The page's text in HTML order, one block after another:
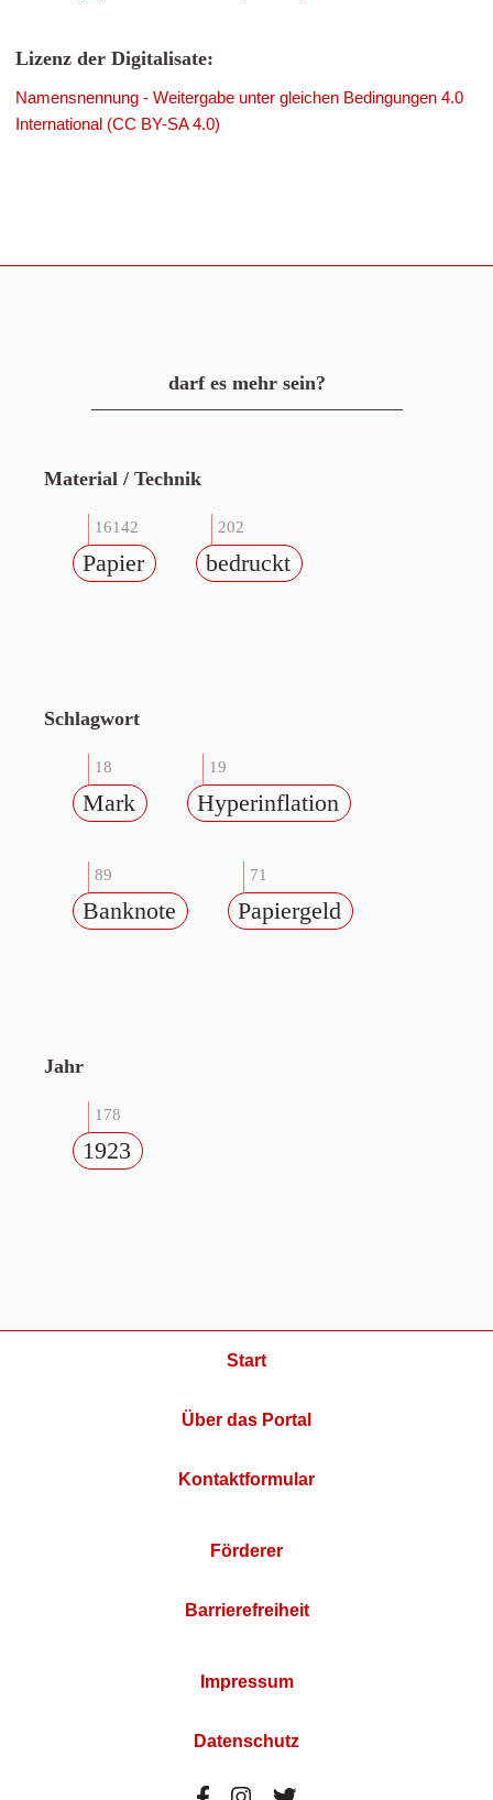
Lizenz der Digitalisate:
Namensnennung - Weitergabe unter gleichen Bedingungen 4.0
International (CC BY-SA 4.0)
darf es mehr sein?
Material / Technik
16142
Papier
202
bedruckt
Schlagwort
18
Mark
19
Hyperinflation
89
Banknote
71
Papiergeld
Jahr
178
1923
Start
Über das Portal
Kontaktformular
Förderer
Barrierefreiheit
Impressum
Datenschutz